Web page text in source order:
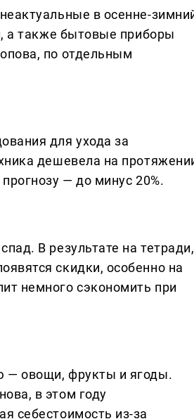
в осенне-
а также бытовые приборы
по отдельным
для ухода за
дешевела на
— до минус 20%.
В результате на тетради,
скидки, особенно на
немного сэкономить при
— овощи, фрукты и ягоды.
в этом году
себестоимость из-за